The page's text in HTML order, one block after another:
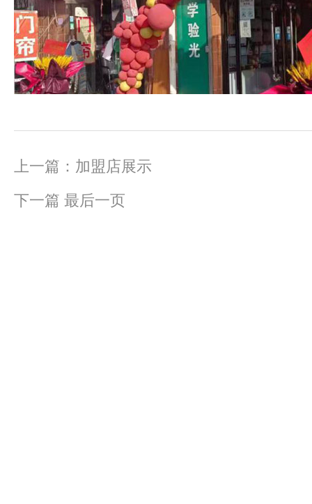
上一篇： 加盟店展示
下一篇 最后一页